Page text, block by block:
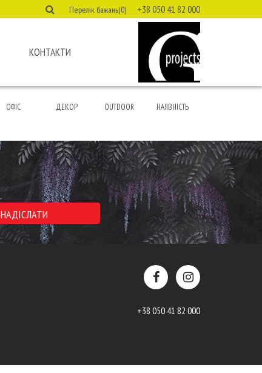
Перелік бажань(0) +38 050 41 82 000
КОНТАКТИ
ОФІС ДЕКОР OUTDOOR НАЯВНІСТЬ
+38 050 41 82 000